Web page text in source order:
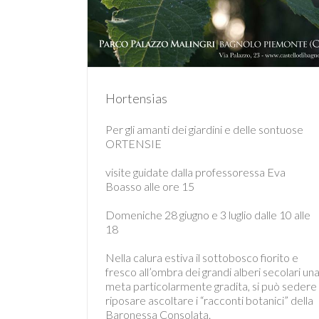
Hortensias
Per gli amanti dei giardini e delle sontuose
ORTENSIE
visite guidate dalla professoressa Eva
Boasso alle ore 15
Domeniche 28 giugno e 3 luglio dalle 10 alle
18
Nella calura estiva il sottobosco fiorito e
fresco all’ombra dei grandi alberi secolari una
meta particolarmente gradita, si può sedere
riposare ascoltare i “racconti botanici” della
Baronessa Consolata.